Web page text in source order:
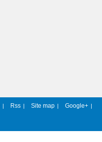
| Rss | Site map | Google+ |